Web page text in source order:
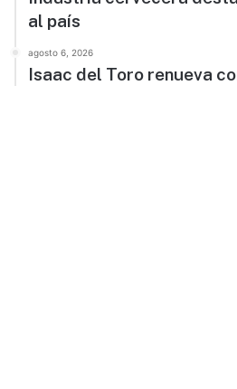
al país
agosto 6, 2026
Isaac del Toro renueva